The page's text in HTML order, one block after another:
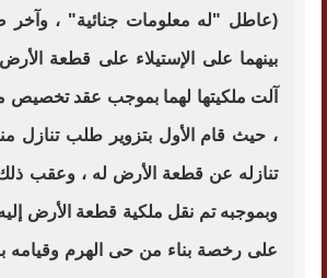
(عاطل "له معلومات جنائية" ، وآخر
بينهما على الإستيلاء على قطعة
آلت ملكيتها لهما بموجب عقد تخصيص
، حيث قام الأول بتزوير طلب تنازل
تنازله عن قطعة الأرض له ، وعقب ذلك
وبموجبه تم نقل ملكية قطعة الأرض
على رخصة بناء من حى الهرم وقيامه